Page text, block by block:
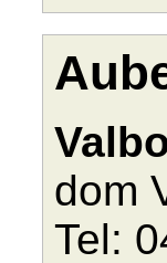
dom
Tel: